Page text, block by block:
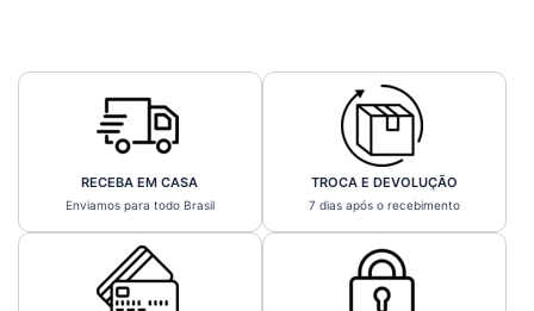
RECEBA EM CASA
Enviamos para todo Brasil
TROCA E DEVOLUÇÃO
7 dias após o recebimento